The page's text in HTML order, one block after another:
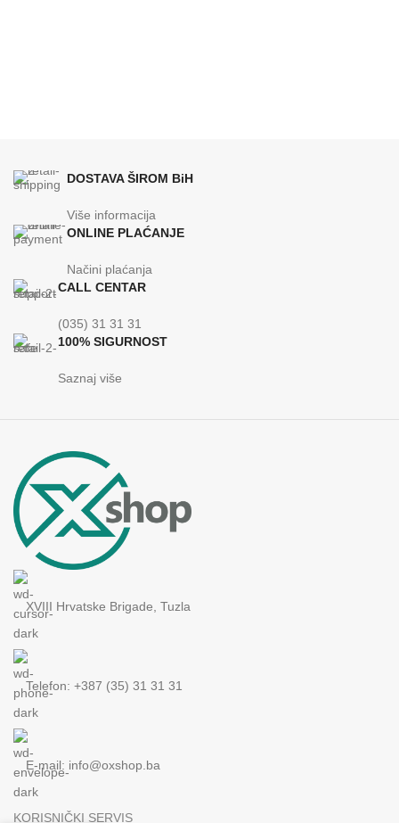
DOSTAVA ŠIROM BiH
Više informacija
ONLINE PLAĆANJE
Načini plaćanja
CALL CENTAR
(035) 31 31 31
100% SIGURNOST
Saznaj više
XVIII Hrvatske Brigade, Tuzla
Telefon: +387 (35) 31 31 31
E-mail: info@oxshop.ba
KORISNIČKI SERVIS